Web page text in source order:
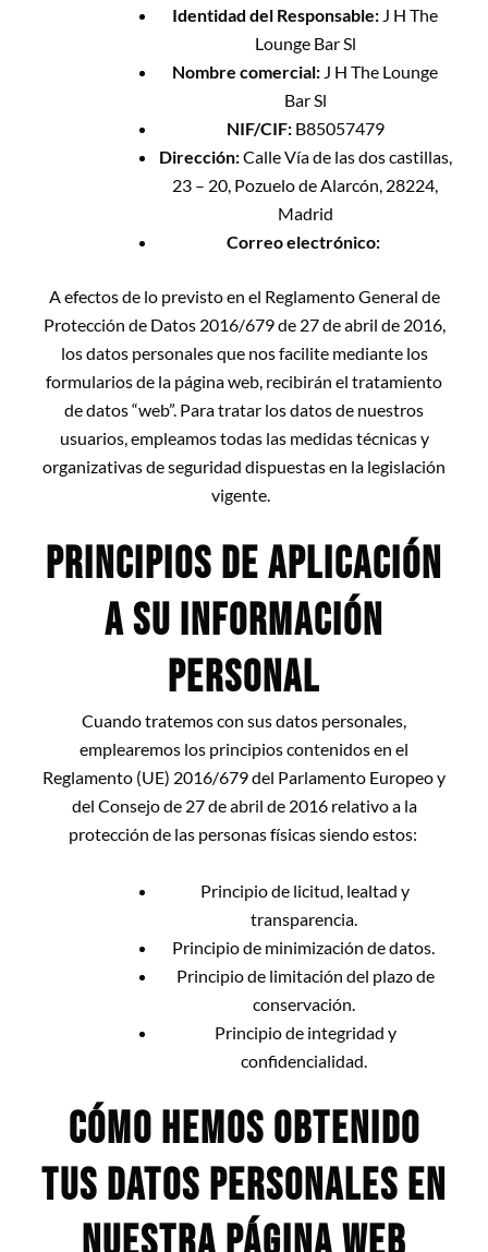
Identidad del Responsable: J H The
Lounge Bar Sl
Nombre comercial: J H The Lounge
Bar Sl
NIF/CIF:B85057479
Dirección:Calle Vía de las dos castillas,
23 – 20, Pozuelo de Alarcón, 28224,
Madrid
Correo electrónico:
A efectos de lo previsto en el Reglamento General de
Protección de Datos 2016/679 de 27 de abril de 2016,
los datos personales que nos facilite mediante los
formularios de la página web, recibirán el tratamiento
de datos “web”. Para tratar los datos de nuestros
usuarios, empleamos todas las medidas técnicas y
organizativas de seguridad dispuestas en la legislación
vigente.
PRINCIPIOS DE APLICACIÓN
A SU INFORMACIÓN
PERSONAL
Cuando tratemos con sus datos personales,
emplearemos los principios contenidos en el
Reglamento (UE) 2016/679 del Parlamento Europeo y
del Consejo de 27 de abril de 2016 relativo a la
protección de las personas físicas siendo estos:
Principio de licitud, lealtad y
transparencia.
Principio de minimización de datos.
Principio de limitación del plazo de
conservación.
Principio de integridad y
confidencialidad.
CÓMO HEMOS OBTENIDO
TUS DATOS PERSONALES EN